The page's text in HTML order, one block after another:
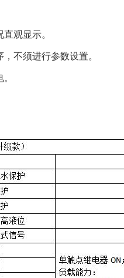
观显示。
不须进行参数设置。